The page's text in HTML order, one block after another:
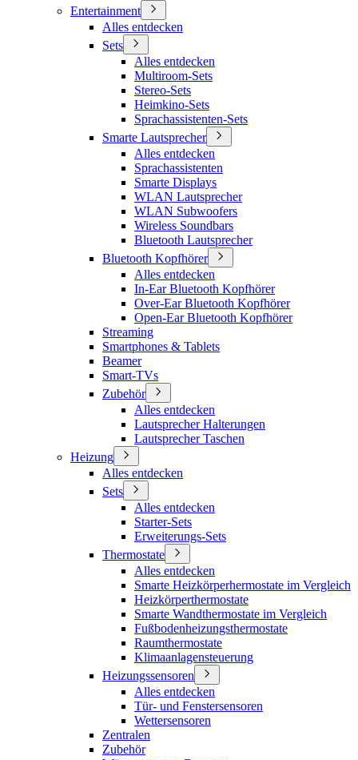
Entertainment
Alles entdecken
Sets
Alles entdecken
Multiroom-Sets
Stereo-Sets
Heimkino-Sets
Sprachassistenten-Sets
Smarte Lautsprecher
Alles entdecken
Sprachassistenten
Smarte Displays
WLAN Lautsprecher
WLAN Subwoofers
Wireless Soundbars
Bluetooth Lautsprecher
Bluetooth Kopfhörer
Alles entdecken
In-Ear Bluetooth Kopfhörer
Over-Ear Bluetooth Kopfhörer
Open-Ear Bluetooth Kopfhörer
Streaming
Smartphones & Tablets
Beamer
Smart-TVs
Zubehör
Alles entdecken
Lautsprecher Halterungen
Lautsprecher Taschen
Heizung
Alles entdecken
Sets
Alles entdecken
Starter-Sets
Erweiterungs-Sets
Thermostate
Alles entdecken
Smarte Heizkörperhermostate im Vergleich
Heizkörperthermostate
Smarte Wandthermostate im Vergleich
Fußbodenheizungsthermostate
Raumthermostate
Klimaanlagensteuerung
Heizungssensoren
Alles entdecken
Tür- und Fenstersensoren
Wettersensoren
Zentralen
Zubehör